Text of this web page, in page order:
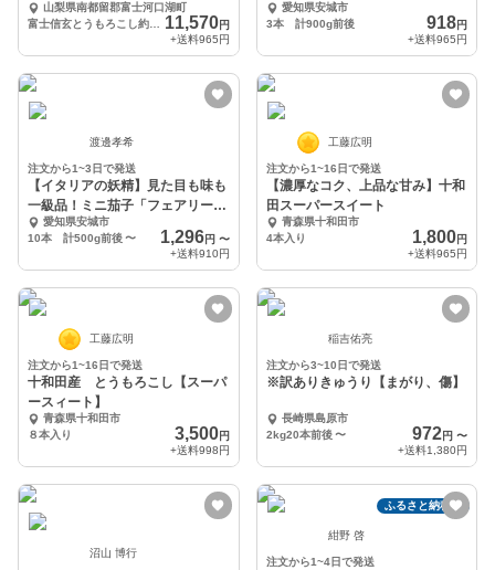
約5キロ
山梨県南都留郡富士河口湖町
11,570円
+送料965円
サ」愛知県安城市
3本 計900g前後
918円
+送料965円
渡邊孝希
注文から1~3日で発送
【イタリアの妖精】見た目も味も
一級品！ミニ茄子「フェアリーテ
イル」
愛知県安城市
10本 計500g前後〜 1,296円 〜
+送料910円
工藤広明
注文から1~16日で発送
【濃厚なコク、上品な甘み】十和
田スーパースイート
青森県十和田市
4本入り
1,800円
+送料965円
工藤広明
注文から1~16日で発送
十和田産 とうもろこし【スーパ
ースィート】
青森県十和田市
８本入り
3,500円
+送料998円
稲吉佑亮
注文から3~10日で発送
※訳ありきゅうり【まがり、傷】
長崎県島原市
2kg20本前後 〜 972円 〜
+送料1,380円
沼山 博行
ふるさと納税可
紺野 啓
注文から1~4日で発送